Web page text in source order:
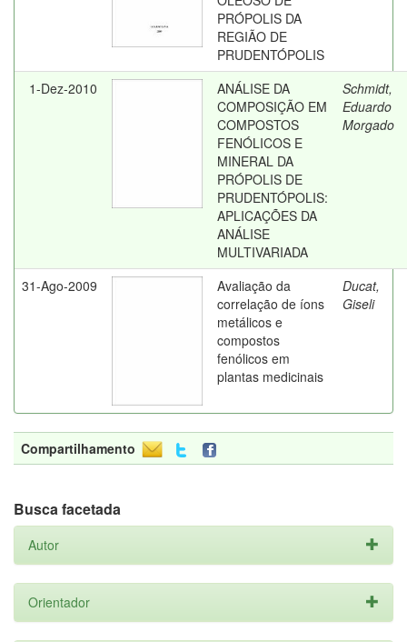
PRÓPOLIS DA
REGIÃO DE
PRUDENTÓPOLIS
1-Dez-2010
ANÁLISE DA
COMPOSIÇÃO EM
COMPOSTOS
FENÓLICOS E
MINERAL DA
PRÓPOLIS DE
PRUDENTÓPOLIS:
APLICAÇÕES DA
ANÁLISE
MULTIVARIADA
Schmidt,
Eduardo
Morgado
31-Ago-2009
Avaliação da
correlação de íons
metálicos e
compostos
fenólicos em
plantas medicinais
Ducat,
Giseli
Compartilhamento
Busca facetada
Autor
Orientador